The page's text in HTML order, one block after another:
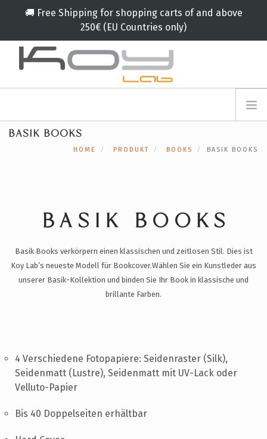
🚚 Free Shipping for shopping carts of and above
250€ (EU Countries only)
ANMELDEFORMULAR
KAMPAGNE
BLOG
BASIK BOOKS
HOME PRODUKT BOOKS BASIK BOOKS
BASIK BOOKS
Basik Books verkörpern einen klassischen und zeitlosen Stil. Dies ist
Koy Lab’s neueste Modell für Bookcover.Wählen Sie ein Kunstleder aus
unserer Basik-Kollektion und binden Sie Ihr Book in klassische und
brillante Farben.
4 Verschiedene Fotopapiere: Seidenraster (Silk),
Seidenmatt (Lustre), Seidenmatt mit UV-Lack oder
Velluto-Papier
Bis 40 Doppelseiten erhältbar